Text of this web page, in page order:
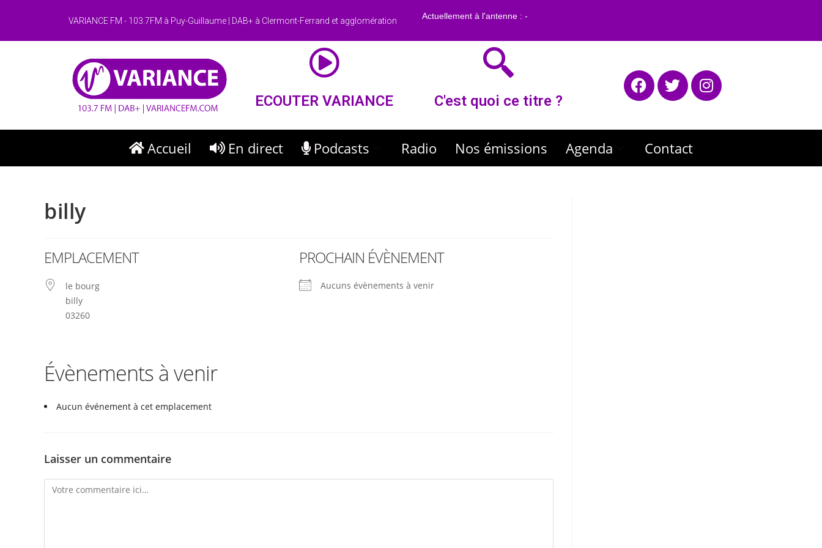
VARIANCE FM - 103.7FM à Puy-Guillaume | DAB+ à Clermont-Ferrand et agglomération
ECOUTER VARIANCE C'est quoi ce titre ?
Accueil En direct Podcasts Radio Nos émissions Agenda Contact
billy
EMPLACEMENT
le bourg
billy
03260
PROCHAIN ÉVÈNEMENT
Aucuns évènements à venir
Évènements à venir
Aucun événement à cet emplacement
Laisser un commentaire